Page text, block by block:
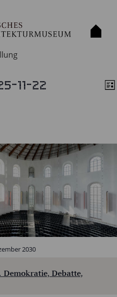
11-22
Debatte,
2030